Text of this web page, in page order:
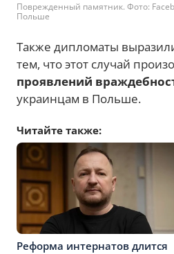
Поврежденный памятник. Фото:
Польше
Также дипломаты
тем, что этот случай
проявлений
украинцам в Польше.
Читайте также:
Реформа интернатов длится